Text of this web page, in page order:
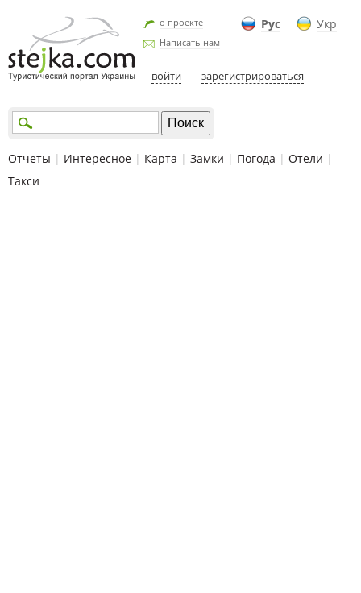
Рус Укр
о проекте
Написать нам
войти зарегистрироваться
Отчеты | Интересное | Карта | Замки | Погода | Отели |
Такси